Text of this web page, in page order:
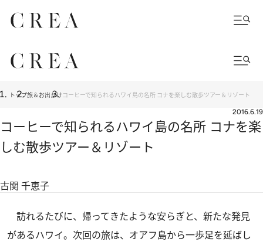
トップ旅＆お出かけコーヒーで知られるハワイ島の名所 コナを楽しむ散歩ツアー＆リゾート
2016.6.19
コーヒーで知られるハワイ島の名所 コナを楽
しむ散歩ツアー＆リゾート
古関 千恵子
訪れるたびに、帰ってきたような安らぎと、新たな発見
があるハワイ。次回の旅は、オアフ島から一歩足を延ばし